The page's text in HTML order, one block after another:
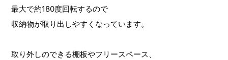
最大で約180度回転するので
収納物が取り出しやすくなっています。
取り外しのできる棚板やフリースペース、